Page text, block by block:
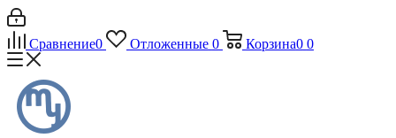
Сравнение0 Отложенные 0 Корзина0 0